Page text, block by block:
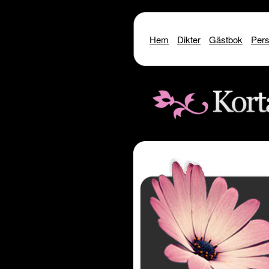
Warning: include() [function.include]: SSL
Warning
Warning
: include(http://
Warning : include() [
Hem Dikter Gästbok